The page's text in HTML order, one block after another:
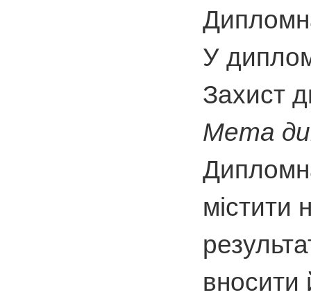
У
Захист
Мета
містити
вносити